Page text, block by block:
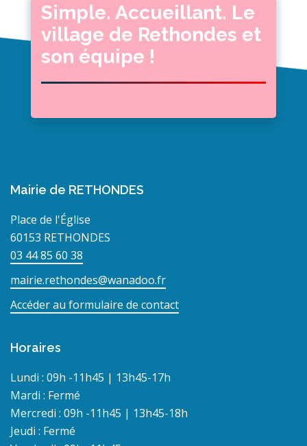
Simple. Accueillant. Le
village de Rethondes et
son équipe !
Mairie de RETHONDES
Place de l'Église
60153 RETHONDES
03 44 85 60 38
mairie.rethondes@wanadoo.fr
Accéder au formulaire de contact
Horaires
Lundi : 09h -11h45 | 13h45-17h
Mardi : Fermé
Mercredi : 09h -11h45 | 13h45-18h
Jeudi : Fermé